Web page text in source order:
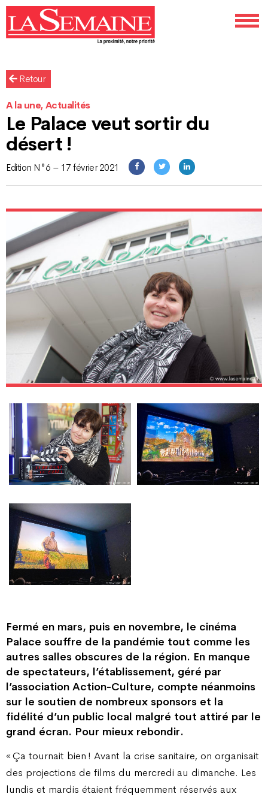
Retour
A la une, Actualités
Le Palace veut sortir du
désert !
Edition N°6 – 17 février 2021
Fermé en mars, puis en novembre, le cinéma
Palace souffre de la pandémie tout comme les
autres salles obscures de la région. En manque
de spectateurs, l’établissement, géré par
l’association Action-Culture, compte néanmoins
sur le soutien de nombreux sponsors et la
fidélité d’un public local malgré tout attiré par le
grand écran. Pour mieux rebondir.
« Ça tournait bien ! Avant la crise sanitaire, on organisait
des projections de films du mercredi au dimanche. Les
lundis et mardis étaient fréquemment réservés aux